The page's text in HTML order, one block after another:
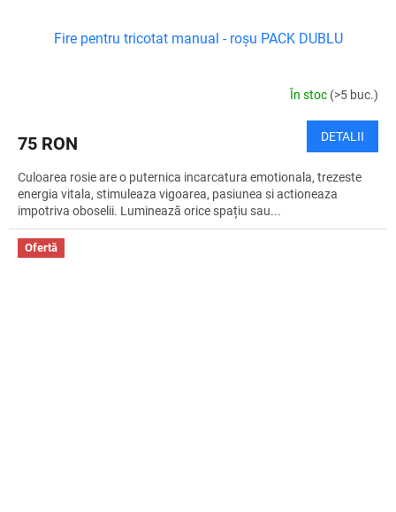
Fire pentru tricotat manual - roșu PACK DUBLU
În stoc (>5 buc.)
75 RON DETALII
Culoarea rosie are o puternica incarcatura emotionala, trezeste
energia vitala, stimuleaza vigoarea, pasiunea si actioneaza
impotriva oboselii. Luminează orice spațiu sau...
Ofertă